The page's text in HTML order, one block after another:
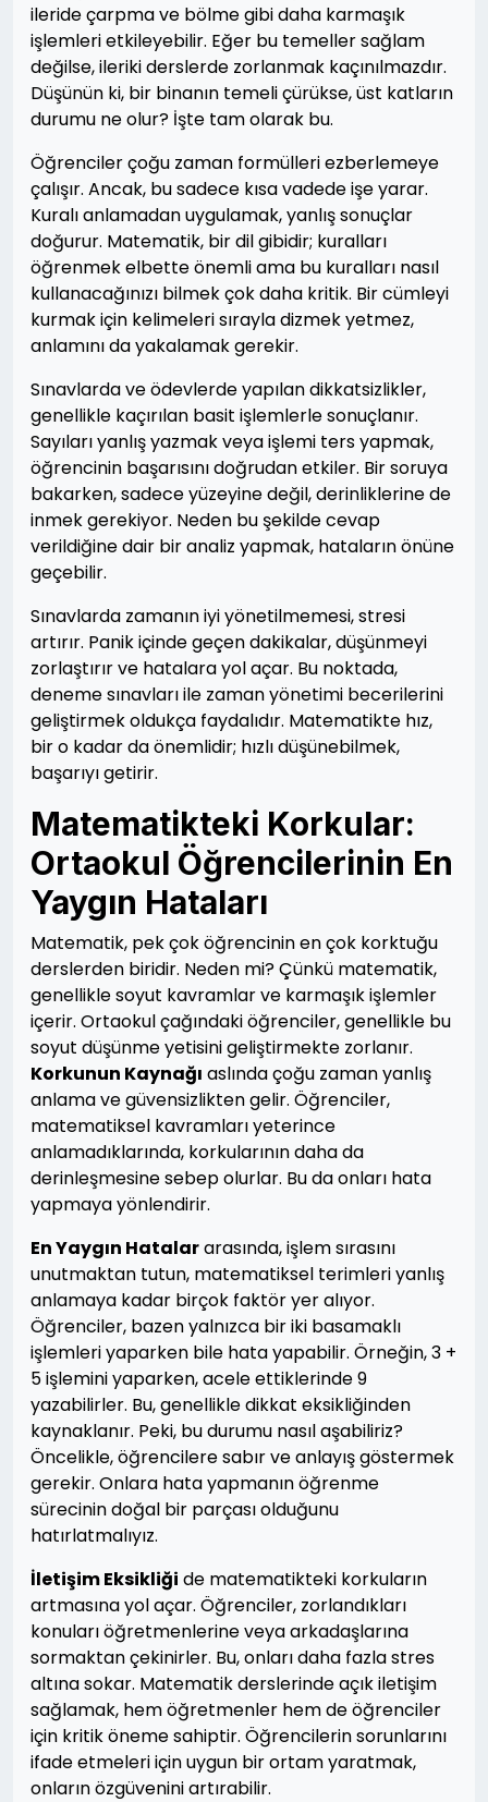
ileride çarpma ve bölme gibi daha karmaşık
işlemleri etkileyebilir. Eğer bu temeller sağlam
değilse, ileriki derslerde zorlanmak kaçınılmazdır.
Düşünün ki, bir binanın temeli çürükse, üst katların
durumu ne olur? İşte tam olarak bu.
Öğrenciler çoğu zaman formülleri ezberlemeye
çalışır. Ancak, bu sadece kısa vadede işe yarar.
Kuralı anlamadan uygulamak, yanlış sonuçlar
doğurur. Matematik, bir dil gibidir; kuralları
öğrenmek elbette önemli ama bu kuralları nasıl
kullanacağınızı bilmek çok daha kritik. Bir cümleyi
kurmak için kelimeleri sırayla dizmek yetmez,
anlamını da yakalamak gerekir.
Sınavlarda ve ödevlerde yapılan dikkatsizlikler,
genellikle kaçırılan basit işlemlerle sonuçlanır.
Sayıları yanlış yazmak veya işlemi ters yapmak,
öğrencinin başarısını doğrudan etkiler. Bir soruya
bakarken, sadece yüzeyine değil, derinliklerine de
inmek gerekiyor. Neden bu şekilde cevap
verildiğine dair bir analiz yapmak, hataların önüne
geçebilir.
Sınavlarda zamanın iyi yönetilmemesi, stresi
artırır. Panik içinde geçen dakikalar, düşünmeyi
zorlaştırır ve hatalara yol açar. Bu noktada,
deneme sınavları ile zaman yönetimi becerilerini
geliştirmek oldukça faydalıdır. Matematikte hız,
bir o kadar da önemlidir; hızlı düşünebilmek,
başarıyı getirir.
Matematikteki Korkular:
Ortaokul Öğrencilerinin En
Yaygın Hataları
Matematik, pek çok öğrencinin en çok korktuğu
derslerden biridir. Neden mi? Çünkü matematik,
genellikle soyut kavramlar ve karmaşık işlemler
içerir. Ortaokul çağındaki öğrenciler, genellikle bu
soyut düşünme yetisini geliştirmekte zorlanır.
Korkunun Kaynağı aslında çoğu zaman yanlış
anlama ve güvensizlikten gelir. Öğrenciler,
matematiksel kavramları yeterince
anlamadıklarında, korkularının daha da
derinleşmesine sebep olurlar. Bu da onları hata
yapmaya yönlendirir.
En Yaygın Hatalararasında, işlem sırasını
unutmaktan tutun, matematiksel terimleri yanlış
anlamaya kadar birçok faktör yer alıyor.
Öğrenciler, bazen yalnızca bir iki basamaklı
işlemleri yaparken bile hata yapabilir. Örneğin, 3 +
5 işlemini yaparken, acele ettiklerinde 9
yazabilirler. Bu, genellikle dikkat eksikliğinden
kaynaklanır. Peki, bu durumu nasıl aşabiliriz?
Öncelikle, öğrencilere sabır ve anlayış göstermek
gerekir. Onlara hata yapmanın öğrenme
sürecinin doğal bir parçası olduğunu
hatırlatmalıyız.
İletişim Eksikliği de matematikteki korkuların
artmasına yol açar. Öğrenciler, zorlandıkları
konuları öğretmenlerine veya arkadaşlarına
sormaktan çekinirler. Bu, onları daha fazla stres
altına sokar. Matematik derslerinde açık iletişim
sağlamak, hem öğretmenler hem de öğrenciler
için kritik öneme sahiptir. Öğrencilerin sorunlarını
ifade etmeleri için uygun bir ortam yaratmak,
onların özgüvenini artırabilir.